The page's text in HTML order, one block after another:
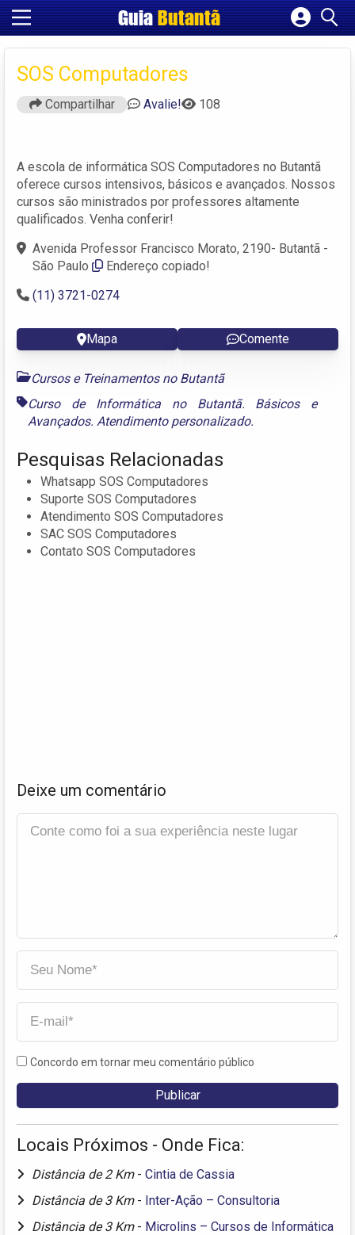
GuiaButantã
Cadastrar empresa
Criar conta
SOS Computadores
Compartilhar Avalie! 108
A escola de informática SOS Computadores no Butantã
oferece cursos intensivos, básicos e avançados. Nossos
cursos são ministrados por professores altamente
qualificados. Venha conferir!
Avenida Professor Francisco Morato, 2190- Butantã -
São Paulo
Endereço copiado!
(11) 3721-0274
Mapa Comente
Cursos e Treinamentos no Butantã
Curso de Informática no Butantã. Básicos e
Avançados. Atendimento personalizado.
Pesquisas Relacionadas
Whatsapp SOS Computadores
Suporte SOS Computadores
Atendimento SOS Computadores
SAC SOS Computadores
Contato SOS Computadores
Deixe um comentário
Concordo em tornar meu comentário público
Locais Próximos - Onde Fica:
Distância de 2 Km - Cintia de Cassia
Distância de 3 Km - Inter-Ação – Consultoria
Distância de 3 Km - Microlins – Cursos de Informática